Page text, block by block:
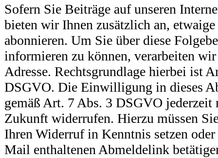
Sofern Sie Beiträge auf unseren
bieten wir Ihnen zusätzlich an,
abonnieren. Um Sie über diese
informieren zu können, verarbeiten
Adresse. Rechtsgrundlage hierbei ist
DSGVO. Die Einwilligung in dieses
gemäß Art. 7 Abs. 3 DSGVO
Zukunft widerrufen. Hierzu müssen
Ihren Widerruf in Kenntnis setzen
Mail enthaltenen Abmeldelink